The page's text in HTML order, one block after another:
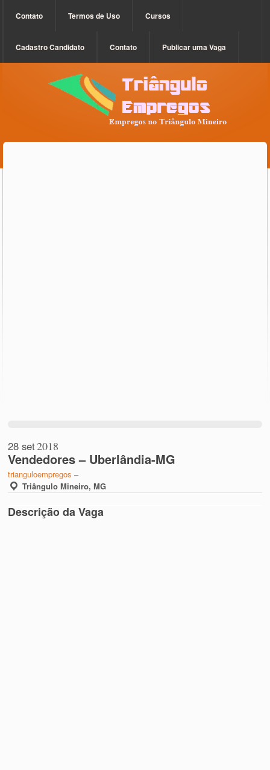
Contato Termos de Uso Cursos
Cadastro Candidato Contato Publicar uma Vaga
28 set2018
Vendedores – Uberlândia-MG
trianguloempregos –
Triângulo Mineiro, MG
Descrição da Vaga